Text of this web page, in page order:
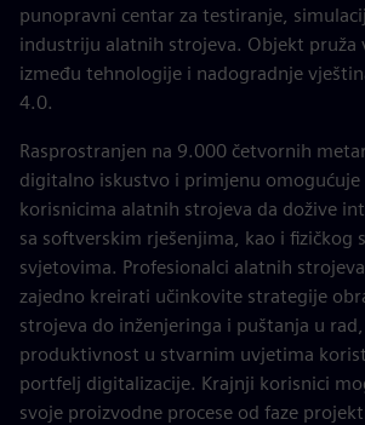
punopravni centar za testiranje,
industriju alatnih strojeva. Objekt pruža
između tehnologije i nadogradnje
4.0.
Rasprostranjen na 9.000 četvornih
digitalno iskustvo i primjenu omogućuje
korisnicima alatnih strojeva da dožive
sa softverskim rješenjima, kao i fizičkog
svjetovima. Profesionalci alatnih
zajedno kreirati učinkovite strategije
strojeva do inženjeringa i puštanja u
produktivnost u stvarnim uvjetima
portfelj digitalizacije. Krajnji korisnici
svoje proizvodne procese od faze